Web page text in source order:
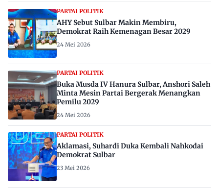
PARTAI POLITIK
AHY Sebut Sulbar Makin Membiru,
Demokrat Raih Kemenagan Besar 2029
24 Mei 2026
PARTAI POLITIK
Buka Musda IV Hanura Sulbar, Anshori Saleh
Minta Mesin Partai Bergerak Menangkan
Pemilu 2029
24 Mei 2026
PARTAI POLITIK
Aklamasi, Suhardi Duka Kembali Nahkodai
Demokrat Sulbar
23 Mei 2026